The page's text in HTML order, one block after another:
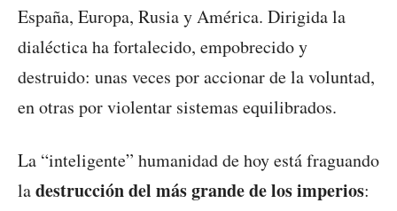
España, Europa, Rusia y América. Dirigida la
dialéctica ha fortalecido, empobrecido y
destruido: unas veces por accionar de la voluntad,
en otras por violentar sistemas equilibrados.
La “inteligente” humanidad de hoy está fraguando
ladestrucción del más grande de los imperios: